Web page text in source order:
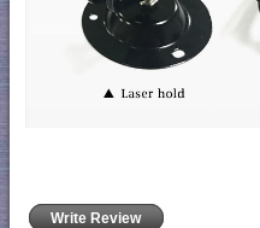
Write Review